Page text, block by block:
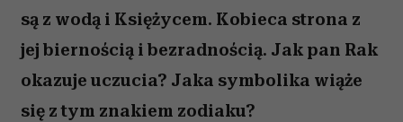
są z wodą i Księżycem. Kobieca strona z
jej biernością i bezradnością. Jak pan Rak
okazuje uczucia? Jaka symbolika wiąże
się z tym znakiem zodiaku?